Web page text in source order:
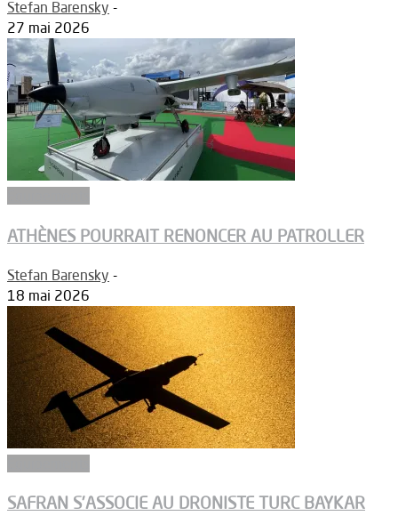
Stefan Barensky -
27 mai 2026
ATHÈNES POURRAIT RENONCER AU PATROLLER
Stefan Barensky -
18 mai 2026
SAFRAN S’ASSOCIE AU DRONISTE TURC BAYKAR